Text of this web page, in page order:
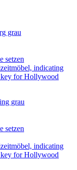
grau
setzen
grau
setzen